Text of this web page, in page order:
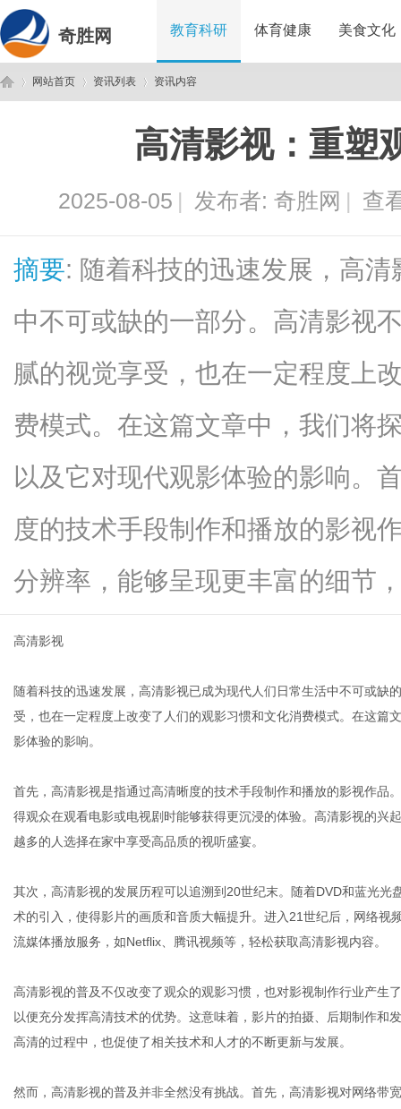
奇胜网 教育科研 体育健康 美食文化
网站首页 资讯列表
›
资讯内容
高清影视：重塑
2025-08-05 | 发布者: 奇胜网 | 查
摘要: 随着科技的迅速发展，高
中不可或缺的一部分。高清影视
腻的视觉享受，也在一定程度上
费模式。在这篇文章中，我们将
以及它对现代观影体验的影响。
度的技术手段制作和播放的影视
分辨率，能够呈现更丰富的细节
高清影视
随着科技的迅速发展，高清影视已成为现代人们日常生活中不可或缺
受，也在一定程度上改变了人们的观影习惯和文化消费模式。在这篇
影体验的影响。
首先，高清影视是指通过高清晰度的技术手段制作和播放的影视作品
得观众在观看电影或电视剧时能够获得更沉浸的体验。高清影视的兴
越多的人选择在家中享受高品质的视听盛宴。
其次，高清影视的发展历程可以追溯到20世纪末。随着DVD和蓝光
术的引入，使得影片的画质和音质大幅提升。进入21世纪后，网络
流媒体播放服务，如Netflix、腾讯视频等，轻松获取高清影视内容。
高清影视的普及不仅改变了观众的观影习惯，也对影视制作行业产生
以便充分发挥高清技术的优势。这意味着，影片的拍摄、后期制作和
高清的过程中，也促使了相关技术和人才的不断更新与发展。
然而，高清影视的普及并非全然没有挑战。首先，高清影视对网络带